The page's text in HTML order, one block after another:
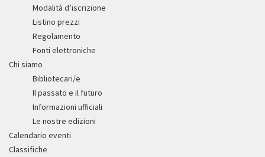
Modalità d’iscrizione
Listino prezzi
Regolamento
Fonti elettroniche
Chi siamo
Bibliotecari/e
Il passato e il futuro
Informazioni ufficiali
Le nostre edizioni
Calendario eventi
Classifiche